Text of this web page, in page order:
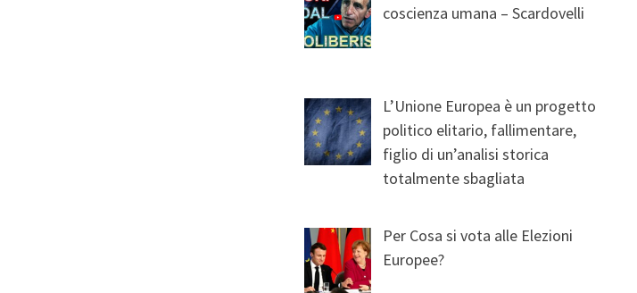
coscienza umana – Scardovelli
L’Unione Europea è un progetto
politico elitario, fallimentare,
figlio di un’analisi storica
totalmente sbagliata
Per Cosa si vota alle Elezioni
Europee?